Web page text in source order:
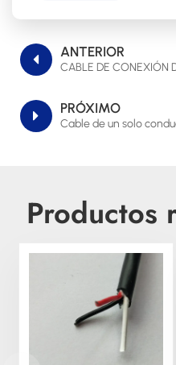
ANTERIOR
CABLE DE CONEXIÓN
PRÓXIMO
Cable de un solo
Productos